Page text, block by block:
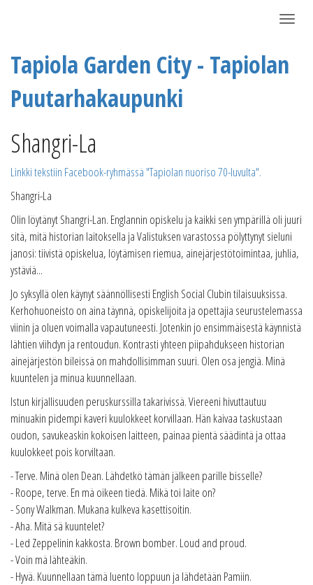
Tapiola Garden City - Tapiolan
Puutarhakaupunki
Shangri-La
Linkki tekstiin Facebook-ryhmässä "Tapiolan nuoriso 70-luvulta".
Shangri-La
Olin löytänyt Shangri-Lan. Englannin opiskelu ja kaikki sen ympärillä oli juuri
sitä, mitä historian laitoksella ja Valistuksen varastossa pölyttynyt sieluni
janosi: tiivistä opiskelua, löytämisen riemua, ainejärjestötoimintaa, juhlia,
ystäviä...
Jo syksyllä olen käynyt säännöllisesti English Social Clubin tilaisuuksissa.
Kerhohuoneisto on aina täynnä, opiskelijoita ja opettajia seurustelemassa
viinin ja oluen voimalla vapautuneesti. Jotenkin jo ensimmäisestä käynnistä
lähtien viihdyn ja rentoudun. Kontrasti yhteen piipahdukseen historian
ainejärjestön bileissä on mahdollisimman suuri. Olen osa jengiä. Minä
kuuntelen ja minua kuunnellaan.
Istun kirjallisuuden peruskurssilla takarivissä. Viereeni hivuttautuu
minuakin pidempi kaveri kuulokkeet korvillaan. Hän kaivaa taskustaan
oudon, savukeaskin kokoisen laitteen, painaa pientä säädintä ja ottaa
kuulokkeet pois korviltaan.
- Terve. Minä olen Dean. Lähdetkö tämän jälkeen parille bisselle?
- Roope, terve. En mä oikeen tiedä. Mikä toi laite on?
- Sony Walkman. Mukana kulkeva kasettisoitin.
- Aha. Mitä sä kuuntelet?
- Led Zeppelinin kakkosta. Brown bomber. Loud and proud.
- Voin mä lähteäkin.
- Hyvä. Kuunnellaan tämä luento loppuun ja lähdetään Pamiin.